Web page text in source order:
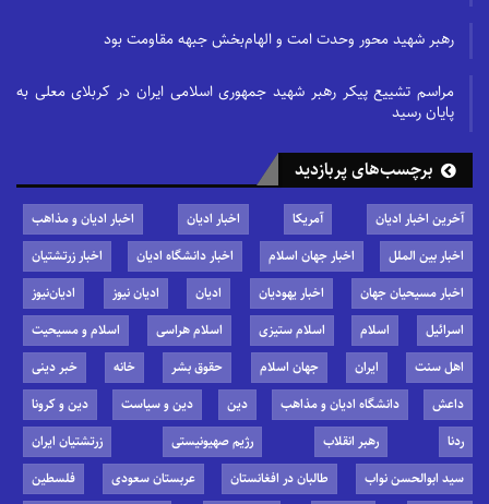
رهبر شهید محور وحدت امت و الهام‌بخش جبهه مقاومت بود
مراسم تشییع پیکر رهبر شهید جمهوری اسلامی ایران در کربلای معلی به
پایان رسید
برچسب‌های پربازدید
آخرین اخبار ادیان آمریکا اخبار ادیان
اخبار ادیان و مذاهب
اخبار بین الملل
اخبار جهان اسلام اخبار دانشگاه ادیان
اخبار زرتشتیان
اخبار مسیحیان جهان
اخبار یهودیان ادیان ادیان نیوز
ادیان‌نیوز
اسرائیل
اسلام اسلام ستیزی اسلام هراسی
اسلام و مسیحیت
اهل سنت
ایران جهان اسلام حقوق بشر خانه
خبر دینی
داعش
دانشگاه ادیان و مذاهب دین دین و سیاست
دین و کرونا
ردنا
رهبر انقلاب رژیم صهیونیستی
زرتشتیان ایران
سید ابوالحسن نواب
طالبان در افغانستان عربستان سعودی فلسطین